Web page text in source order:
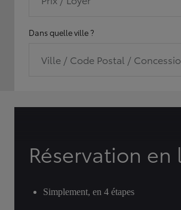
Dans quelle ville ?
Ville / Code Postal /
Réservation en
Simplement, en 4 étapes